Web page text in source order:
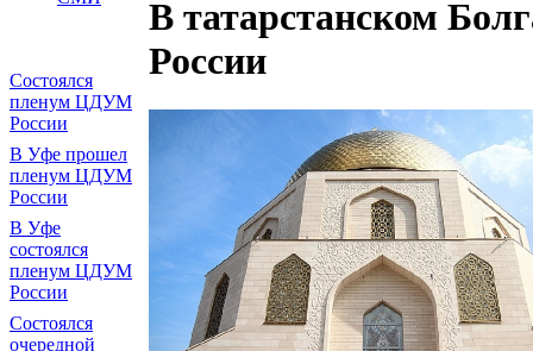
Состоялся
пленум ЦДУМ
России
В Уфе прошел
пленум ЦДУМ
России
В Уфе
состоялся
пленум ЦДУМ
России
Состоялся
очередной
В татарстанском
России